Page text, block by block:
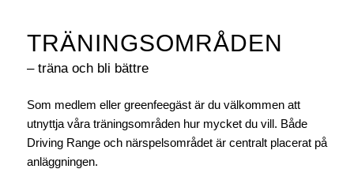
TRÄNINGSOMRÅDEN
– träna och bli bättre
Som medlem eller greenfeegäst är du välkommen att
utnyttja våra träningsområden hur mycket du vill. Både
Driving Range och närspelsområdet är centralt placerat på
anläggningen.